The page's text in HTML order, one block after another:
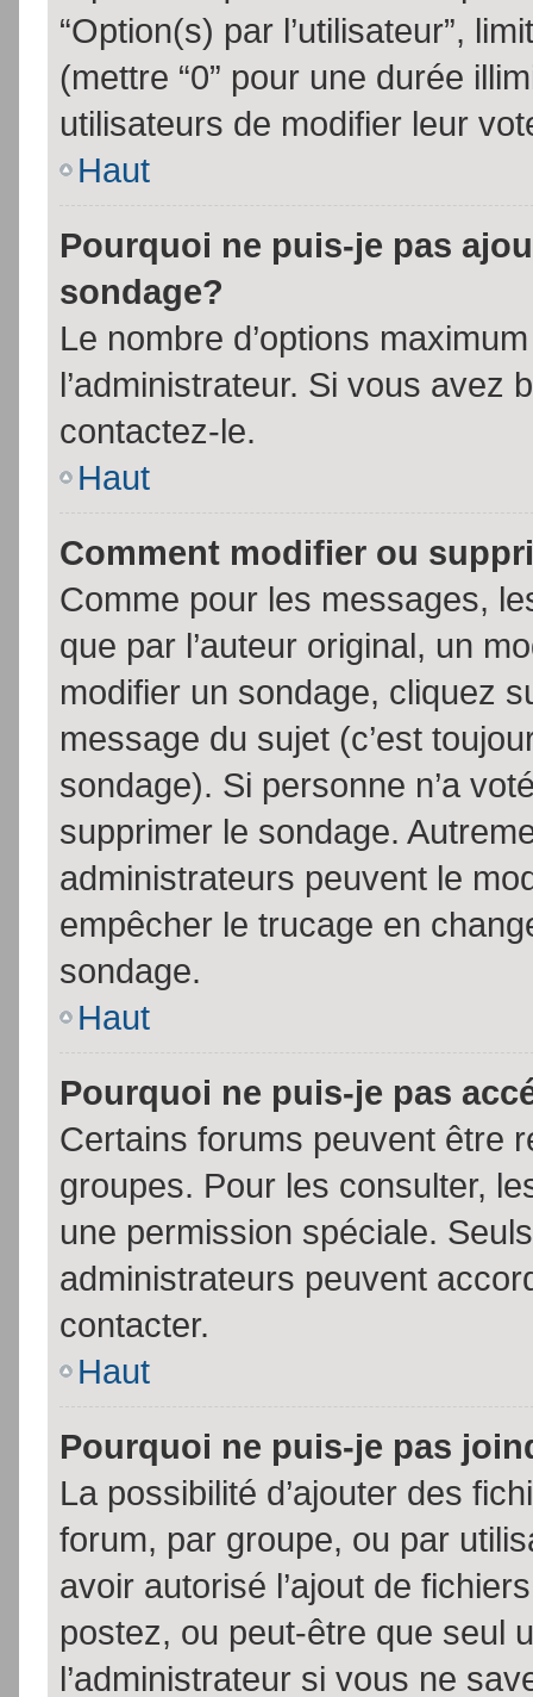
“Option(s) par l’utilisateur”,
(mettre “0” pour une durée
utilisateurs de modifier leur
Haut
Pourquoi ne puis-je pas
sondage?
Le nombre d’options
l’administrateur. Si vous avez
contactez-le.
Haut
Comment modifier ou
Comme pour les messages,
que par l’auteur original, un
modifier un sondage, cliquez
message du sujet (c’est
sondage). Si personne n’a
supprimer le sondage.
administrateurs peuvent le
empêcher le trucage en
sondage.
Haut
Pourquoi ne puis-je pas
Certains forums peuvent être
groupes. Pour les consulter,
une permission spéciale.
administrateurs peuvent
contacter.
Haut
Pourquoi ne puis-je pas
La possibilité d’ajouter des
forum, par groupe, ou par
avoir autorisé l’ajout de
postez, ou peut-être que seul
l’administrateur si vous ne